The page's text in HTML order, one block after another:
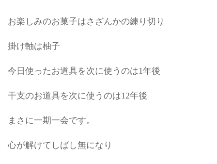
お楽しみのお菓子はさざんかの練り切り
掛け軸は柚子
今日使ったお道具を次に使うのは1年後
干支のお道具を次に使うのは12年後
まさに一期一会です。
心が解けてしばし無になり